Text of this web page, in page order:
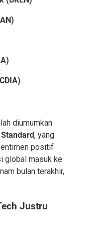
diumumkan
, yang
positif
global masuk ke
bulan terakhir,
Justru